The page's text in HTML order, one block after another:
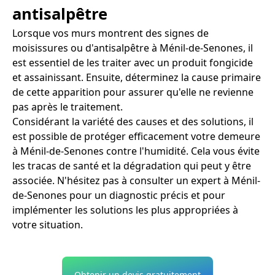
antisalpêtre
Lorsque vos murs montrent des signes de
moisissures ou d'antisalpêtre à Ménil-de-Senones, il
est essentiel de les traiter avec un produit fongicide
et assainissant. Ensuite, déterminez la cause primaire
de cette apparition pour assurer qu'elle ne revienne
pas après le traitement.
Considérant la variété des causes et des solutions, il
est possible de protéger efficacement votre demeure
à Ménil-de-Senones contre l'humidité. Cela vous évite
les tracas de santé et la dégradation qui peut y être
associée. N'hésitez pas à consulter un expert à Ménil-
de-Senones pour un diagnostic précis et pour
implémenter les solutions les plus appropriées à
votre situation.